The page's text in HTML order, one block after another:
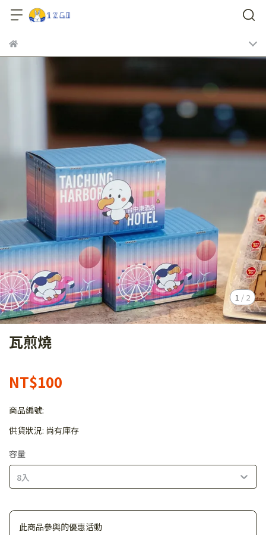
1 / 2
瓦煎燒
NT$100
商品編號:
供貨狀況: 尚有庫存
容量
8入
此商品參與的優惠活動